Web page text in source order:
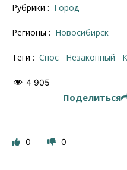
Рубрики : Город
Регионы : Новосибирск
Теги : снос незаконный
4 905
Поделиться
0 0